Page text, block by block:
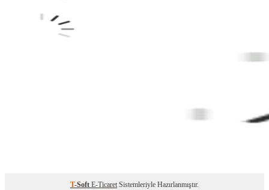
T-Soft E-Ticaret Sistemleriyle Hazırlanmıştır.